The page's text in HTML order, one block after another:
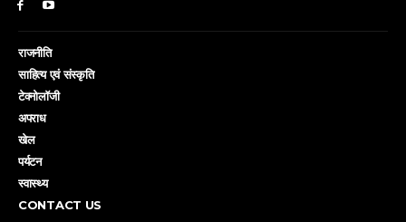
राजनीति
साहित्य एवं संस्कृति
टेक्नोलॉजी
अपराध
खेल
पर्यटन
स्वास्थ्य
CONTACT US